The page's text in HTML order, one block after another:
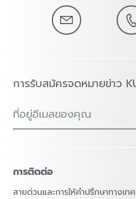
การรับสมัครจดหมายข่าว
ที่อยู่อีเมลของคุณ
การติดต่อ
สายด่วนและการให้คำปรึกษาทางเท